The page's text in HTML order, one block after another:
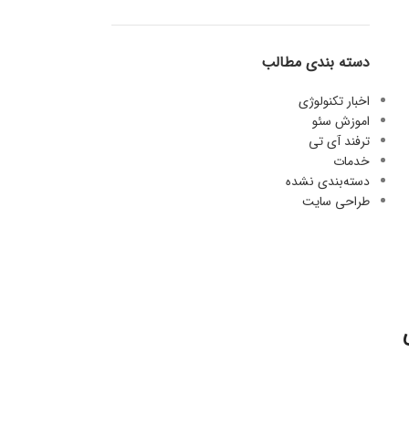
دسته بندی مطالب
اخبار تکنولوژی
اموزش سئو
ترفند آی تی
خدمات
دسته‌بندی نشده
طراحی سایت